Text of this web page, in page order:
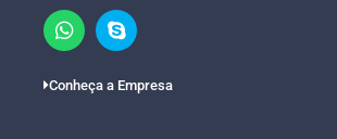
Conheça a Empresa